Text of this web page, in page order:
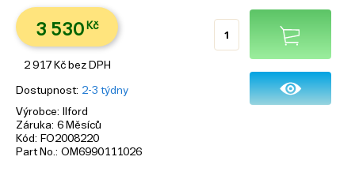
3 530 Kč
2 917 Kč bez DPH
Dostupnost 2-3 týdny
Výrobce
Ilford
Záruka 6 Měsíců
Kód
FO2008220
Part No. OM6990111026